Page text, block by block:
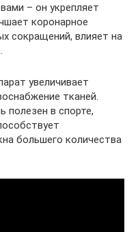
– он укрепляет
коронарное
сокращений, влияет на
увеличивает
тканей.
полезен в спорте,
большего количества